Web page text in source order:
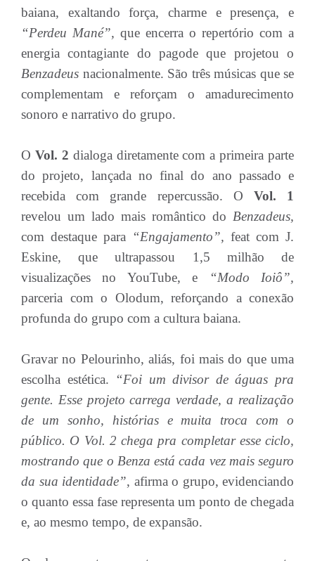
baiana, exaltando força, charme e presença, e
“Perdeu Mané”, que encerra o repertório com a
energia contagiante do pagode que projetou o
Benzadeus nacionalmente. São três músicas que se
complementam e reforçam o amadurecimento
sonoro e narrativo do grupo.
O Vol. 2 dialoga diretamente com a primeira parte
do projeto, lançada no final do ano passado e
recebida com grande repercussão. O Vol. 1
revelou um lado mais romântico do Benzadeus,
com destaque para “Engajamento”, feat com J.
Eskine, que ultrapassou 1,5 milhão de
visualizações no YouTube, e
“Modo Ioiô”,
parceria com o Olodum, reforçando a conexão
profunda do grupo com a cultura baiana.
Gravar no Pelourinho, aliás, foi mais do que uma
escolha estética. “Foi um divisor de águas pra
gente. Esse projeto carrega verdade, a realização
de um sonho, histórias e muita troca com o
público. O Vol. 2 chega pra completar esse ciclo,
mostrando que o Benza está cada vez mais seguro
da sua identidade”, afirma o grupo, evidenciando
o quanto essa fase representa um ponto de chegada
e, ao mesmo tempo, de expansão.